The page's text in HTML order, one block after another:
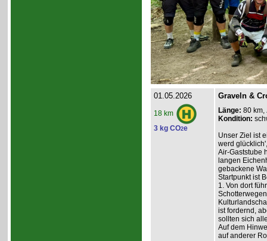
01.05.2026
18 km
3 kg CO2e
Graveln &
Länge: 80 km,
Kondition:
Unser Ziel ist
werd
Air-Gaststube
langen
gebackene
Startpunkt ist
1. Von dort
ist fordernd,
sollten sich
Auf dem
auf anderer